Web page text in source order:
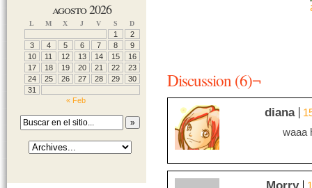
agosto 2026
L M X J V S D
1
2
3
4 5 6 7 8
9
10
11 12 13 14 15
16
17
18 19 20 21 22
23
24
25 26 27 28 29
30
31
« Feb
Discussion (6)¬
diana
waaa
Morry